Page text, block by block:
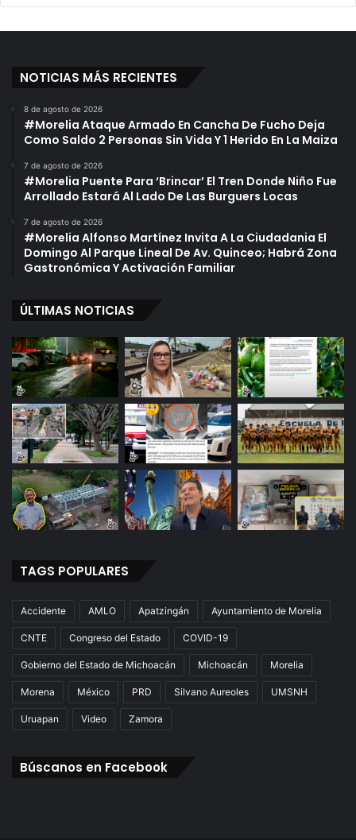
NOTICIAS MÁS RECIENTES
8 de agosto de 2026
#Morelia Ataque Armado En Cancha De Fucho Deja
Como Saldo 2 Personas Sin Vida Y 1 Herido En La Maiza
7 de agosto de 2026
#Morelia Puente Para ‘Brincar’ El Tren Donde Niño Fue
Arrollado Estará Al Lado De Las Burguers Locas
7 de agosto de 2026
#Morelia Alfonso Martínez Invita A La Ciudadania El
Domingo Al Parque Lineal De Av. Quinceo; Habrá Zona
Gastronómica Y Activación Familiar
ÚLTIMAS NOTICIAS
TAGS POPULARES
Accidente AMLO Apatzingán Ayuntamiento de Morelia
CNTE Congreso del Estado COVID-19
Gobierno del Estado de Michoacán Michoacán Morelia
Morena México PRD Silvano Aureoles UMSNH
Uruapan Video Zamora
Búscanos en Facebook